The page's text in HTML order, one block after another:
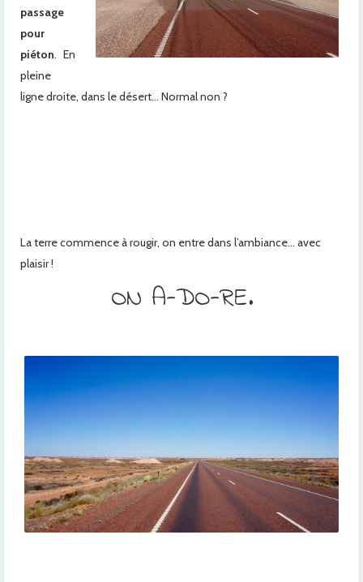
passage
pour
piéton. En
pleine
ligne droite, dans le désert… Normal non ?
La terre commence à rougir, on entre dans l’ambiance… avec
plaisir !
ON A-DO-RE.